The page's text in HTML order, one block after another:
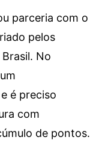
parceria com o
pelos
No
é preciso
com
de pontos.